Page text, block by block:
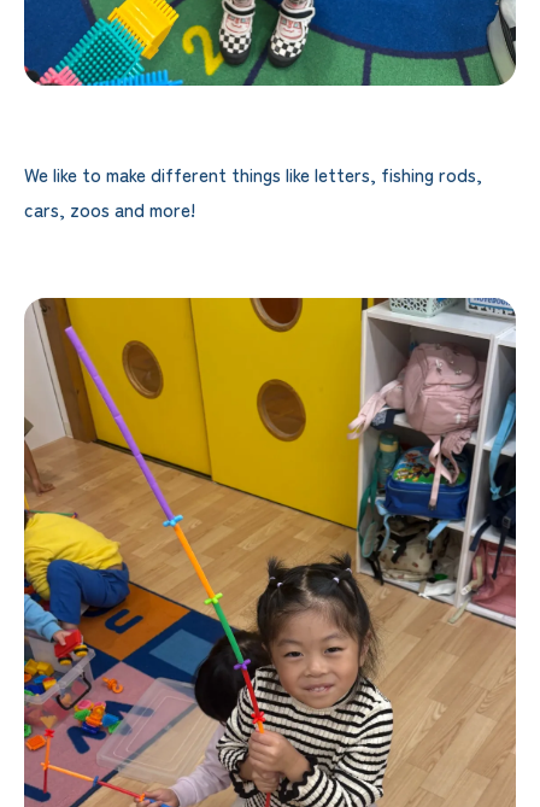
We like to make different things like letters, fishing rods,
cars, zoos and more!